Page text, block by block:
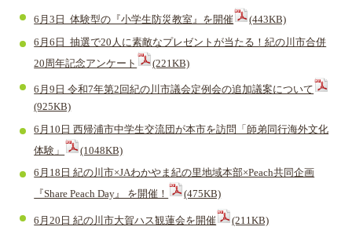
6月3日 体験型の『小学生防災教室』を開催 (443KB)
6月6日 抽選で20人に素敵なプレゼントが当たる！紀の川市合併
20周年記念アンケート
(221KB)
6月9日 令和7年第2回紀の川市議会定例会の追加議案について
(925KB)
6月10日 西帰浦市中学生交流団が本市を訪問「師弟同行海外文化
体験」
(1048KB)
6月18日 紀の川市×JAわかやま紀の里地域本部×Peach共同企画
『Share Peach Day』 を開催！
(475KB)
6月20日 紀の川市大賀ハス観蓮会を開催 (211KB)